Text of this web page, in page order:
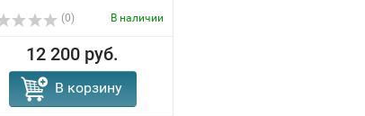
(0) В наличии
12 200 руб.
В корзину